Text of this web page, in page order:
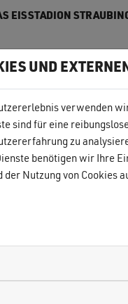
EISSTADION
UND
verwenden
sind für eine
zu
benötigen wir Ihre
der Nutzung von Cookies